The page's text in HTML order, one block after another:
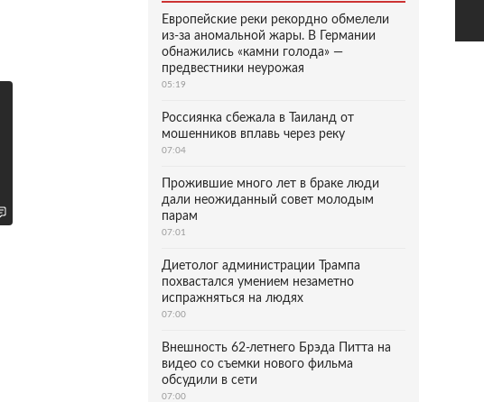
Европейские реки рекордно обмелели
из-за аномальной жары. В Германии
обнажились «камни голода» —
предвестники неурожая
05:19
Россиянка сбежала в Таиланд от
мошенников вплавь через реку
07:04
Прожившие много лет в браке люди
дали неожиданный совет молодым
парам
07:01
Диетолог администрации Трампа
похвастался умением незаметно
испражняться на людях
07:00
Внешность 62-летнего Брэда Питта на
видео со съемки нового фильма
обсудили в сети
07:00